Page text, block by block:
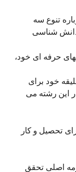
تنوع سه
شناسی
حرفه ای خود،
خود برای
این رشته می
تحصیل و کار
اصلی تحقق